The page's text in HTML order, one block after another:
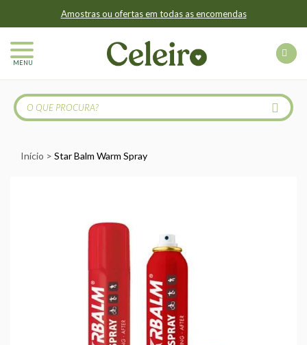
Amostras ou ofertas em todas as encomendas
MENU
Início Star Balm Warm Spray